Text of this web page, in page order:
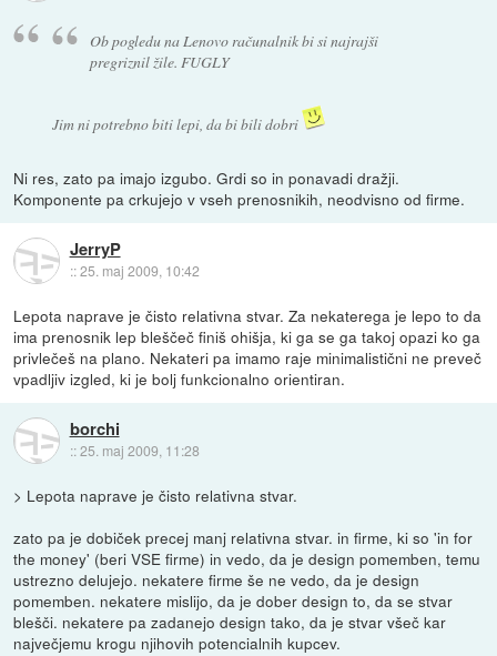
Ob pogledu na Lenovo računalnik bi si najrajši
pregriznil žile. FUGLY
Jim ni potrebno biti lepi, da bi bili dobri
Ni res, zato pa imajo izgubo. Grdi so in ponavadi dražji.
Komponente pa crkujejo v vseh prenosnikih, neodvisno od firme.
JerryP
::25. maj 2009, 10:42
Lepota naprave je čisto relativna stvar. Za nekaterega je lepo to da
ima prenosnik lep bleščeč finiš ohišja, ki ga se ga takoj opazi ko ga
privlečeš na plano. Nekateri pa imamo raje minimalistični ne preveč
vpadljiv izgled, ki je bolj funkcionalno orientiran.
borchi
::25. maj 2009, 11:28
> Lepota naprave je čisto relativna stvar.
zato pa je dobiček precej manj relativna stvar. in firme, ki so 'in for
the money' (beri VSE firme) in vedo, da je design pomemben, temu
ustrezno delujejo. nekatere firme še ne vedo, da je design
pomemben. nekatere mislijo, da je dober design to, da se stvar
blešči. nekatere pa zadanejo design tako, da je stvar všeč kar
največjemu krogu njihovih potencialnih kupcev.